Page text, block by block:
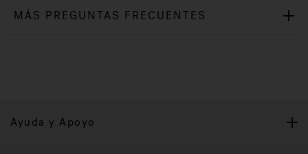
MÁS PREGUNTAS FRECUENTES
Ayuda y Apoyo